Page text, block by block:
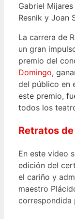
Gabriel
Resnik y Joan
La carrera de
un gran
premio del
Domingo,
del público en
este premio,
todos los
Retratos
En este video
edición del
el cariño y
maestro
correspondida